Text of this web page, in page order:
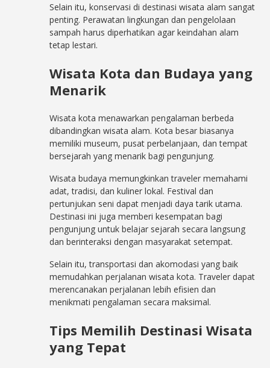
Selain itu, konservasi di destinasi wisata alam sangat
penting. Perawatan lingkungan dan pengelolaan
sampah harus diperhatikan agar keindahan alam
tetap lestari.
Wisata Kota dan Budaya yang
Menarik
Wisata kota menawarkan pengalaman berbeda
dibandingkan wisata alam. Kota besar biasanya
memiliki museum, pusat perbelanjaan, dan tempat
bersejarah yang menarik bagi pengunjung.
Wisata budaya memungkinkan traveler memahami
adat, tradisi, dan kuliner lokal. Festival dan
pertunjukan seni dapat menjadi daya tarik utama.
Destinasi ini juga memberi kesempatan bagi
pengunjung untuk belajar sejarah secara langsung
dan berinteraksi dengan masyarakat setempat.
Selain itu, transportasi dan akomodasi yang baik
memudahkan perjalanan wisata kota. Traveler dapat
merencanakan perjalanan lebih efisien dan
menikmati pengalaman secara maksimal.
Tips Memilih Destinasi Wisata
yang Tepat